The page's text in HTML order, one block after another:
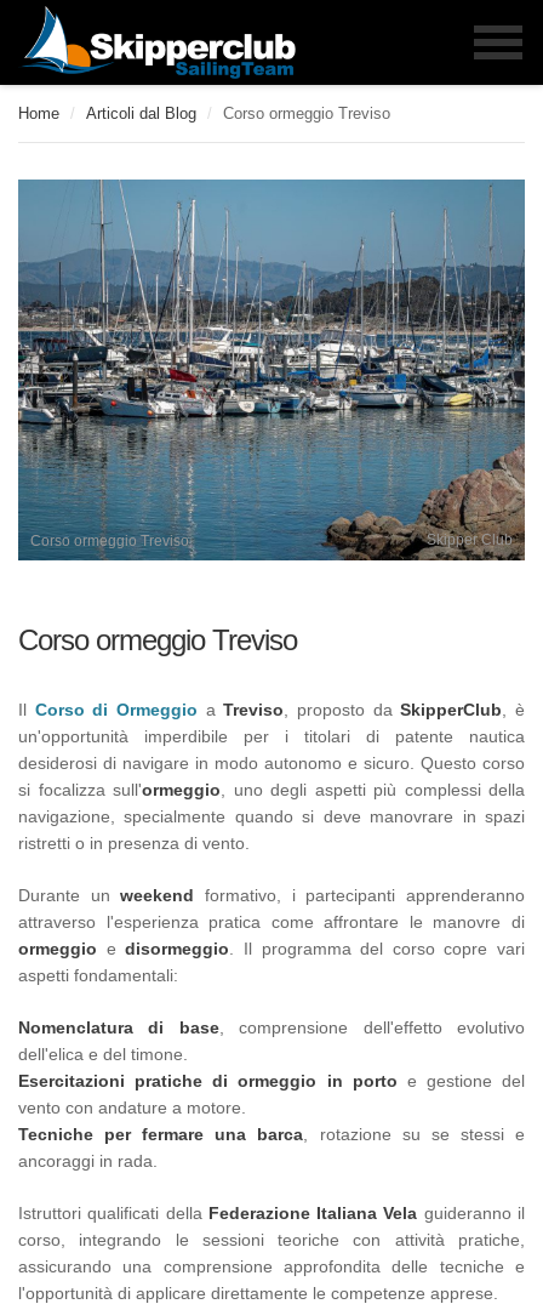
Home / Articoli dal Blog / Corso ormeggio Treviso
Corso ormeggio Treviso Skipper Club
Corso ormeggio Treviso
Il Corso di Ormeggio aTreviso , proposto daSkipperClub , è
un'opportunità imperdibile per i titolari di patente nautica
desiderosi di navigare in modo autonomo e sicuro. Questo corso
si focalizza sull'ormeggio , uno degli aspetti più complessi della
navigazione, specialmente quando si deve manovrare in spazi
ristretti o in presenza di vento.
Durante unweekend formativo, i partecipanti apprenderanno
attraverso l'esperienza pratica come affrontare le manovre di
ormeggio edisormeggio . Il programma del corso copre vari
aspetti fondamentali:
Nomenclatura di base, comprensione dell'effetto evolutivo
dell'elica e del timone.
Esercitazioni pratiche di ormeggio in porto e gestione del
vento con andature a motore.
Tecniche per fermare una barca , rotazione su se stessi e
ancoraggi in rada.
Istruttori qualificati della Federazione Italiana Vela guideranno il
corso, integrando le sessioni teoriche con attività pratiche,
assicurando una comprensione approfondita delle tecniche e
l'opportunità di applicare direttamente le competenze apprese.